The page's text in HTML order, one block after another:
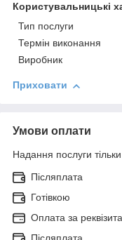
Користувальницькі
Тип послуги
Термін виконання
Виробник
Приховати
Умови оплати
Надання послуги
Післяплата
Готівкою
Оплата за